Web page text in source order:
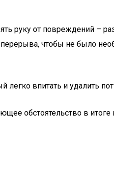
руку от повреждений –
чтобы не было
легко впитать и удалить пот
обстоятельство в итоге